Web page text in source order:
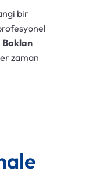
bir
Baklan
zaman